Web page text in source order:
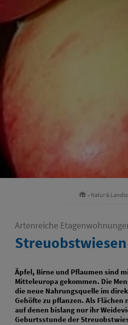
» Natur &
Artenreiche
Streuobstwiesen
Äpfel, Birne und Pflaumen sind
Mitteleuropa gekommen. Die
die neue Nahrungsquelle im
Gehöfte zu pflanzen. Als Flächen
auf denen bislang nur ihr
Geburtsstunde der